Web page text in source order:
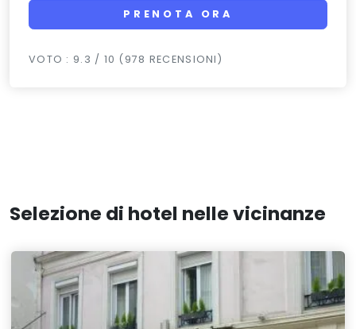
PRENOTA ORA
VOTO : 9.3 / 10 (978 RECENSIONI)
Selezione di hotel nelle vicinanze